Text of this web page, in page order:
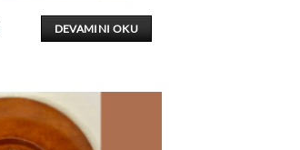
DEVAMINI OKU